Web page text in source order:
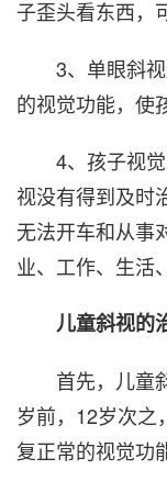
子歪头看东西，
3、单眼斜视
的视觉功能，使
4、孩子视觉
视没有得到及时
无法开车和从事
业、工作、生活
儿童斜视的
首先，儿童斜
岁前，12岁次之
复正常的视觉功